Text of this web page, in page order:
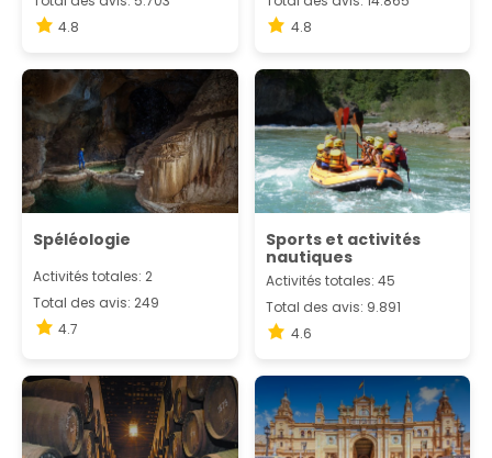
4.8
4.8
Spéléologie
Activités totales: 2
Total des avis: 249
4.7
Sports et activités
nautiques
Activités totales: 45
Total des avis: 9.891
4.6